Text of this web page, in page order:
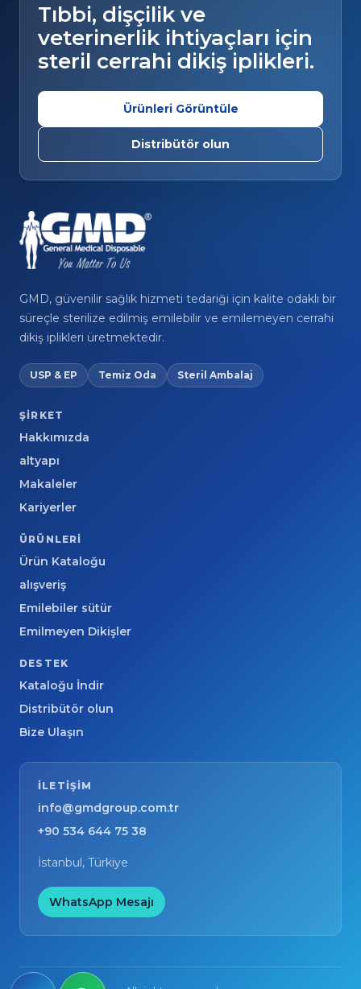
Tıbbi, dişçilik ve
veterinerlik ihtiyaçları için
steril cerrahi dikiş iplikleri.
Ürünleri Görüntüle
Distribütör olun
GMD, güvenilir sağlık hizmeti tedariği için kalite odaklı bir
süreçle sterilize edilmiş emilebilir ve emilemeyen cerrahi
dikiş iplikleri üretmektedir.
USP & EP Temiz Oda Steril Ambalaj
ŞIRKET
Hakkımızda
altyapı
Makaleler
Kariyerler
ÜRÜNLERI
Ürün Kataloğu
alışveriş
Emilebiler sütür
Emilmeyen Dikişler
DESTEK
Kataloğu İndir
Distribütör olun
Bize Ulaşın
ILETIŞIM
info@gmdgroup.com.tr
+90 534 644 75 38
İstanbul, Türkiye
WhatsApp Mesajı